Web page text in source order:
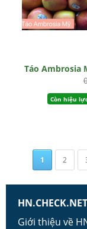
Táo Ambrosia
Còn hiệu
1 2
Giới thiệu về